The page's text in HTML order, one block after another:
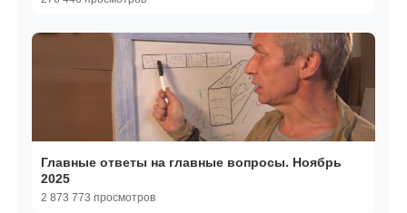
Главные ответы на главные вопросы. Ноябрь
2025
2 873 773 просмотров